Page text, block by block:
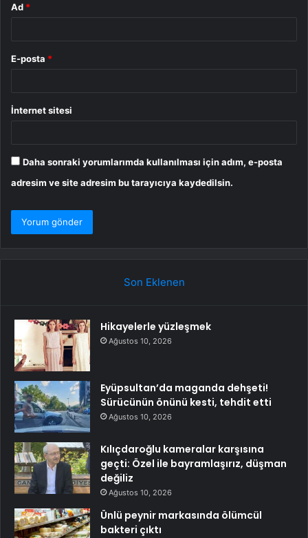
Ad *
E-posta *
İnternet sitesi
Daha sonraki yorumlarımda kullanılması için adım, e-posta
adresim ve site adresim bu tarayıcıya kaydedilsin.
Son Eklenen
Hikayelerle yüzleşmek
Ağustos 10, 2026
Eyüpsultan’da maganda dehşeti!
Sürücünün önünü kesti, tehdit etti
Ağustos 10, 2026
Kılıçdaroğlu kameralar karşısına
geçti: Özel ile bayramlaşırız, düşman
değiliz
Ağustos 10, 2026
Ünlü peynir markasında ölümcül
bakteri çıktı